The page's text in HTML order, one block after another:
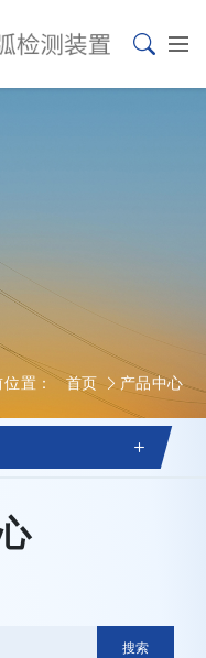
位置： 首页 产品中心
搜索